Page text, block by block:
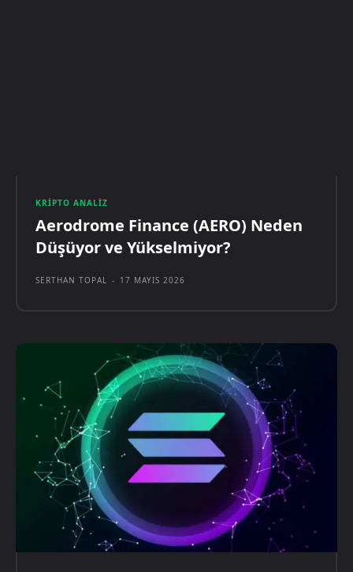
KRIPTO ANALIZ
Aerodrome Finance (AERO) Neden
Düşüyor ve Yükselmiyor?
SERTHAN TOPAL - 17 MAYIS 2026